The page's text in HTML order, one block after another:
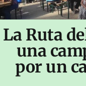
La Ruta
una
por un